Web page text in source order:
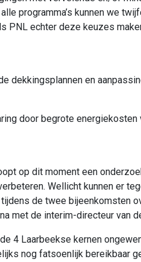
programma’s kunnen we
PNL echter deze keuzes
dekkingsplannen en
door begrote
op dit moment een
Wellicht kunnen er
de twee bijeenkomsten
met de interim-directeur van
4 Laarbeekse kernen
nog fatsoenlijk bereikbaar